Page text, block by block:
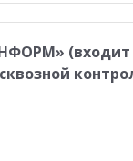
(входит